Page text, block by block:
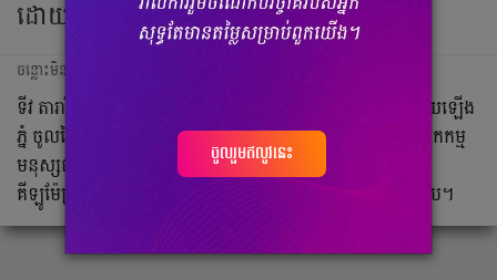
ដោយជិះកង់ឆ្លងកាត់ប្រទេសចំនួន ៦
ចន្លោះមិនឃើញ
ទីវ តារារិទ្ធ គឺជាយុវជនខ្មែរមួយរូបចូលចិត្ដធ្វើដំណើរផ្សងព្រេង ដោយឡើង
ភ្នំ ចូលព្រៃ និងធ្វើដំណើរឆ្ងាយៗ។ បច្ចុប្បន្នលោកកំពុងបំពេញបេសកកម្ម
មនុស្សធម៌របស់លោកមួយ ដោយជិះកង់ក្នុងរយៈចម្ងាយ ៩០០០
គីឡូម៉ែត្រ ដើម្បីរៃអង្គាសប្រាក់ជួយដល់មន្ទីរពេទ្យអង្គរ ខេត្ដសៀមរាប។
ចូលរួមឥលូវនេះ